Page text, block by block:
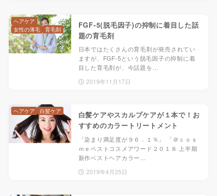
FGF-5(脱毛因子)の抑制に着目した話
題の育毛剤
日本ではたくさんの育毛剤が発売されてい
ますが、FGF-5という脱毛因子の抑制に着
目した育毛剤が、今話題を…
2019年11月17日
ヘアケア
女性の薄毛
育毛剤
白髪ケアやスカルプケアが１本で！お
すすめのカラートリートメント
「染まり満足度が９６．１％」 「＠ｃｏｓ
ｍｅベストコスメアワード２０１８ 上半期
新作ベストヘアカラー…
2019年4月25日
ヘアケア 白髪ケア